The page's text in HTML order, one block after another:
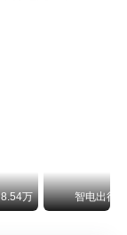
8.54万 智电出行